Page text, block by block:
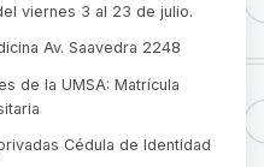
viernes 3 al 23 de julio.
Av. Saavedra 2248
de la UMSA: Matrícula
Cédula de Identidad